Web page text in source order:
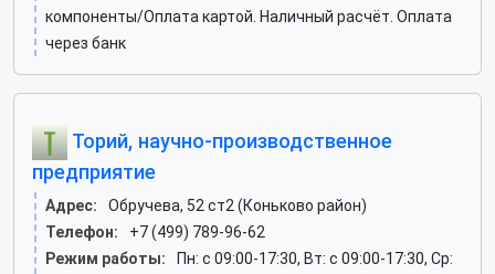
компоненты/Оплата картой. Наличный расчёт. Оплата
через банк
Торий, научно-производственное
предприятие
Адрес:
Обручева, 52 ст2 (Коньково район)
Телефон:
+7 (499) 789-96-62
Режим работы:
Пн: c 09:00-17:30, Вт: c 09:00-17:30, Ср: